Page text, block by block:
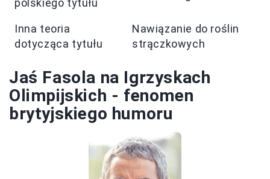
polskiego tytułu
Inna teoria
dotycząca tytułu
Nawiązanie do roślin
strączkowych
Jaś Fasola na Igrzyskach
Olimpijskich - fenomen
brytyjskiego humoru